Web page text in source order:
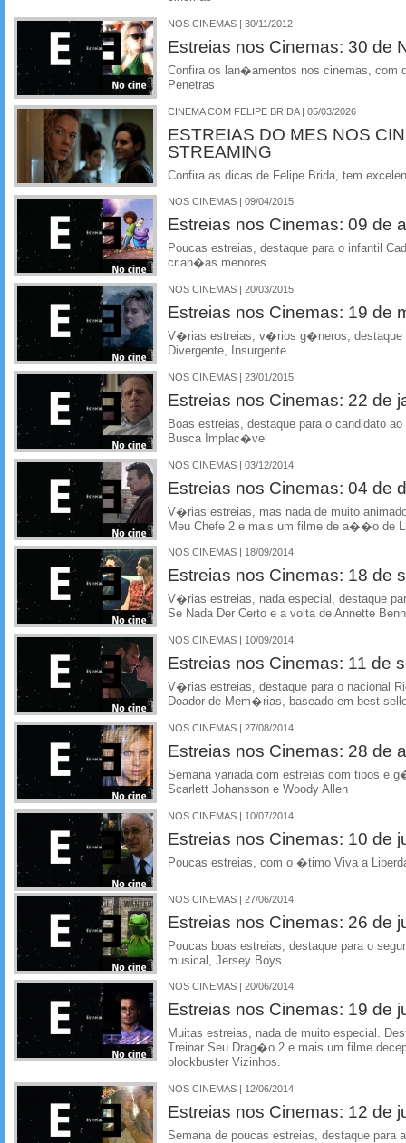
NOS CINEMAS | 30/11/2012
Estreias nos Cinemas: 30 de
Confira os lan�amentos nos cinemas, com
Penetras
CINEMA COM FELIPE BRIDA | 05/03/2026
ESTREIAS DO MES NOS
STREAMING
Confira as dicas de Felipe Brida, tem
NOS CINEMAS | 09/04/2015
Estreias nos Cinemas: 09 de
Poucas estreias, destaque para o infantil
crian�as menores
NOS CINEMAS | 20/03/2015
Estreias nos Cinemas: 19 de
V�rias estreias, v�rios g�neros, destaque
Divergente, Insurgente
NOS CINEMAS | 23/01/2015
Estreias nos Cinemas: 22 de
Boas estreias, destaque para o candidato
Busca Implac�vel
NOS CINEMAS | 03/12/2014
Estreias nos Cinemas: 04 de
V�rias estreias, mas nada de muito
Meu Chefe 2 e mais um filme de a��o de
NOS CINEMAS | 18/09/2014
Estreias nos Cinemas: 18 de
V�rias estreias, nada especial, destaque
Se Nada Der Certo e a volta de Annette
NOS CINEMAS | 10/09/2014
Estreias nos Cinemas: 11 de
V�rias estreias, destaque para o nacional
Doador de Mem�rias, baseado em best
NOS CINEMAS | 27/08/2014
Estreias nos Cinemas: 28 de
Semana variada com estreias com tipos e
Scarlett Johansson e Woody Allen
NOS CINEMAS | 10/07/2014
Estreias nos Cinemas: 10 de
Poucas estreias, com o �timo Viva a
NOS CINEMAS | 27/06/2014
Estreias nos Cinemas: 26 de
Poucas boas estreias, destaque para o
musical, Jersey Boys
NOS CINEMAS | 20/06/2014
Estreias nos Cinemas: 19 de
Muitas estreias, nada de muito especial.
Treinar Seu Drag�o 2 e mais um filme
blockbuster Vizinhos.
NOS CINEMAS | 12/06/2014
Estreias nos Cinemas: 12 de
Semana de poucas estreias, destaque para